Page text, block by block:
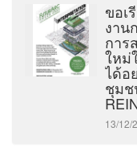
ขอเ
งาน
การ
ใหม่
ได้อ
ชุมช
13/